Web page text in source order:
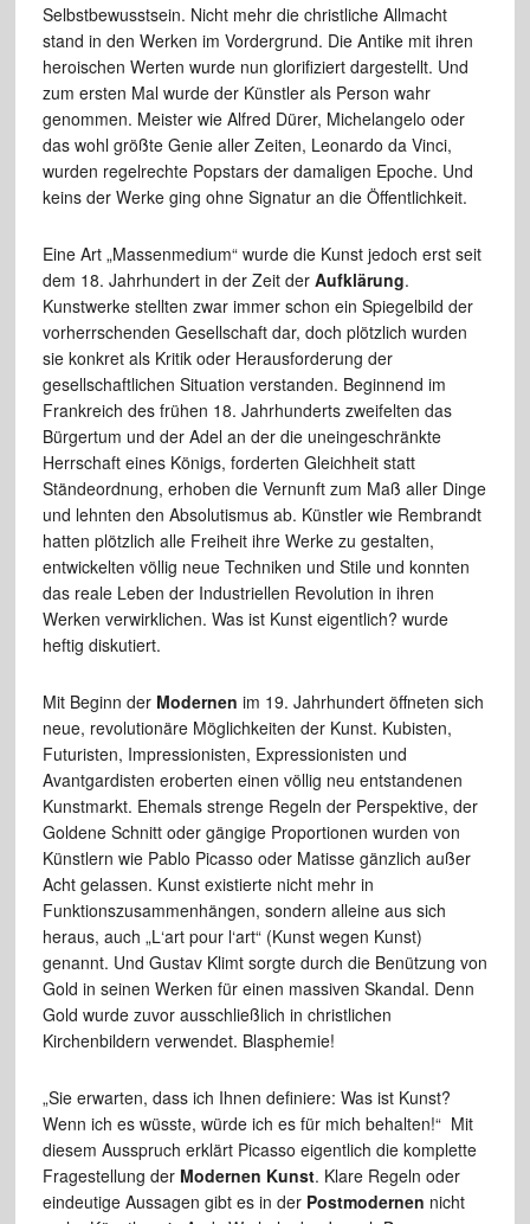
Selbstbewusstsein. Nicht mehr die christliche Allmacht
stand in den Werken im Vordergrund. Die Antike mit ihren
heroischen Werten wurde nun glorifiziert dargestellt. Und
zum ersten Mal wurde der Künstler als Person wahr
genommen. Meister wie Alfred Dürer, Michelangelo oder
das wohl größte Genie aller Zeiten, Leonardo da Vinci,
wurden regelrechte Popstars der damaligen Epoche. Und
keins der Werke ging ohne Signatur an die Öffentlichkeit.
Eine Art „Massenmedium“ wurde die Kunst jedoch erst seit
dem 18. Jahrhundert in der Zeit der Aufklärung.
Kunstwerke stellten zwar immer schon ein Spiegelbild der
vorherrschenden Gesellschaft dar, doch plötzlich wurden
sie konkret als Kritik oder Herausforderung der
gesellschaftlichen Situation verstanden. Beginnend im
Frankreich des frühen 18. Jahrhunderts zweifelten das
Bürgertum und der Adel an der die uneingeschränkte
Herrschaft eines Königs, forderten Gleichheit statt
Ständeordnung, erhoben die Vernunft zum Maß aller Dinge
und lehnten den Absolutismus ab. Künstler wie Rembrandt
hatten plötzlich alle Freiheit ihre Werke zu gestalten,
entwickelten völlig neue Techniken und Stile und konnten
das reale Leben der Industriellen Revolution in ihren
Werken verwirklichen. Was ist Kunst eigentlich? wurde
heftig diskutiert.
Mit Beginn der Modernen im 19. Jahrhundert öffneten sich
neue, revolutionäre Möglichkeiten der Kunst. Kubisten,
Futuristen, Impressionisten, Expressionisten und
Avantgardisten eroberten einen völlig neu entstandenen
Kunstmarkt. Ehemals strenge Regeln der Perspektive, der
Goldene Schnitt oder gängige Proportionen wurden von
Künstlern wie Pablo Picasso oder Matisse gänzlich außer
Acht gelassen. Kunst existierte nicht mehr in
Funktionszusammenhängen, sondern alleine aus sich
heraus, auch „L‘art pour l‘art“ (Kunst wegen Kunst)
genannt. Und Gustav Klimt sorgte durch die Benützung von
Gold in seinen Werken für einen massiven Skandal. Denn
Gold wurde zuvor ausschließlich in christlichen
Kirchenbildern verwendet. Blasphemie!
„Sie erwarten, dass ich Ihnen definiere: Was ist Kunst?
Wenn ich es wüsste, würde ich es für mich behalten!“ Mit
diesem Ausspruch erklärt Picasso eigentlich die komplette
Fragestellung der Modernen Kunst. Klare Regeln oder
eindeutige Aussagen gibt es in der Postmodernen nicht